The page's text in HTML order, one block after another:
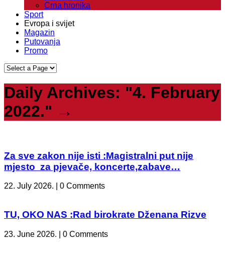
Crna hronika
Sport
Evropa i svijet
Magazin
Putovanja
Promo
Daily Archives: "4. February
2022." →
Za sve zakon nije isti :Magistralni put nije
mjesto za pjevače, koncerte,zabave…
22. July 2026. | 0 Comments
TU, OKO NAS :Rad birokrate Dženana Rizve
23. June 2026. | 0 Comments